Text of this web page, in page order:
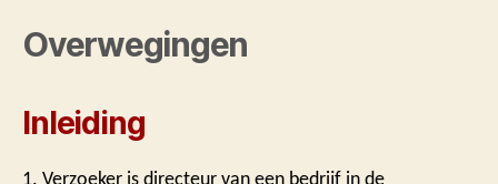
Overwegingen
Inleiding
1. Verzoeker is directeur van een bedrijf in de